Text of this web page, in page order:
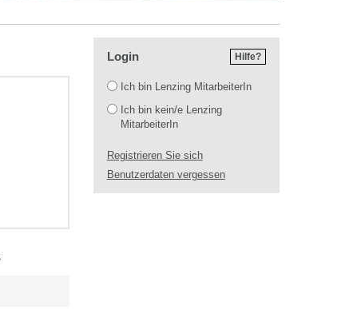
Hilfe?
Login
Ich bin Lenzing MitarbeiterIn
Ich bin kein/e Lenzing
MitarbeiterIn
Registrieren Sie sich
Benutzerdaten vergessen